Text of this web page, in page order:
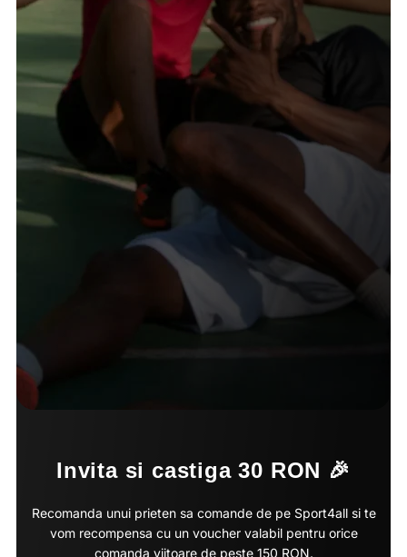
Invita si castiga 30 RON 🎉
Recomanda unui prieten sa comande de pe Sport4all si te
vom recompensa cu un voucher valabil pentru orice
comanda viitoare de peste 150 RON.